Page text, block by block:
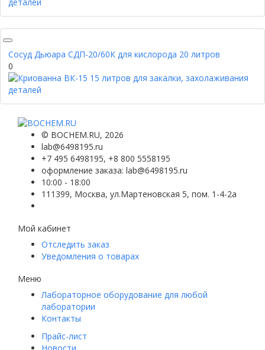
Сосуд Дьюара СДП-20/60К для кислорода 20 литров
0
© BOCHEM.RU, 2026
lab@6498195.ru
+7 495 6498195, +8 800 5558195
оформление заказа: lab@6498195.ru
10:00 - 18:00
111399, Москва, ул.Мартеновская 5, пом. 1-4-2а
Мой кабинет
Отследить заказ
Уведомления о товарах
Меню
Лабораторное оборудование для любой
лаборатории
Контакты
Прайс-лист
Новости